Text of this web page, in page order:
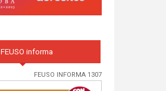
FEUSO informa
FEUSO INFORMA 1307